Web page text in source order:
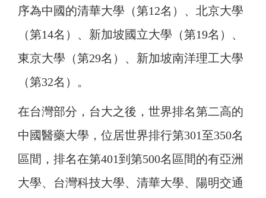
序為中國的清華大學（第12名）、北京大學
（第14名）、新加坡國立大學（第19名）、
東京大學（第29名）、新加坡南洋理工大學
（第32名）。
在台灣部分，台大之後，世界排名第二高的
中國醫藥大學，位居世界排行第301至350名
區間，排名在第401到第500名區間的有亞洲
大學、台灣科技大學、清華大學、陽明交通